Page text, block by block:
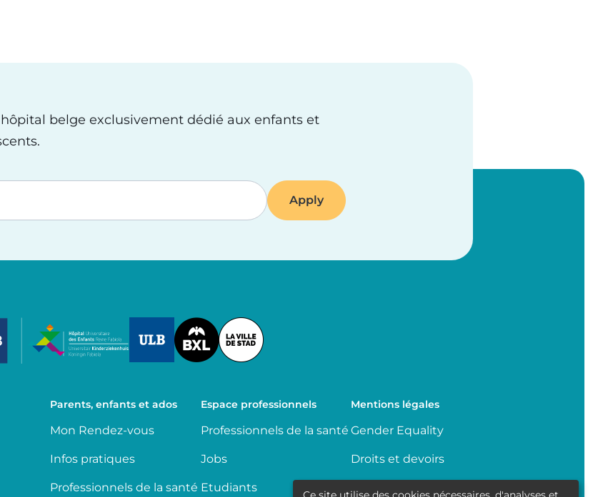
belge exclusivement dédié aux enfants et
Image
Parents, enfants et ados
Mon Rendez-vous
Infos pratiques
Professionnels de la santé
Espace professionnels
Professionnels de la santé
Jobs
Etudiants
Mentions légales
Gender Equality
Droits et devoirs
Partage de données